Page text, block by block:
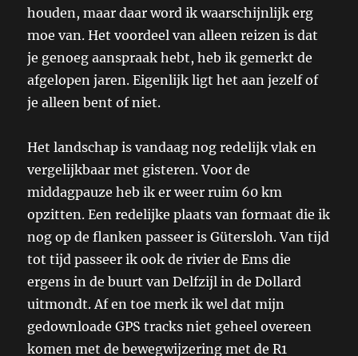
houden, maar daar word ik waarschijnlijk erg
moe van. Het voordeel van alleen reizen is dat
je genoeg aanspraak hebt, heb ik gemerkt de
afgelopen jaren. Eigenlijk ligt het aan jezelf of
je alleen bent of niet.
Het landschap is vandaag nog redelijk vlak en
vergelijkbaar met gisteren. Voor de
middagpauze heb ik er weer ruim 60 km
opzitten. Een redelijke plaats van formaat die ik
nog op de flanken passeer is Gütersloh. Van tijd
tot tijd passeer ik ook de rivier de Ems die
ergens in de buurt van Delfzijl in de Dollard
uitmondt. Af en toe merk ik wel dat mijn
gedownloade GPS tracks niet geheel overeen
komen met de bewegwijzering met de R1